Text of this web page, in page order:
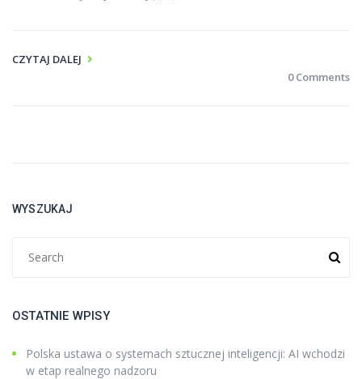
CZYTAJ DALEJ
0 Comments
WYSZUKAJ
OSTATNIE WPISY
Polska ustawa o systemach sztucznej inteligencji: AI wchodzi
w etap realnego nadzoru